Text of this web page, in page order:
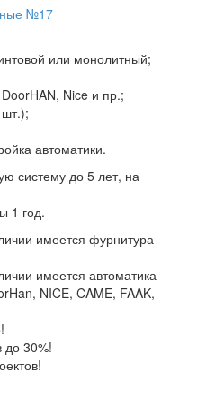
или монолитный;
Nice и пр.;
автоматики.
систему до 5 лет, на
1 год.
имеется фурнитура
имеется автоматика
NICE, CAME, FAAK,
до 30%!